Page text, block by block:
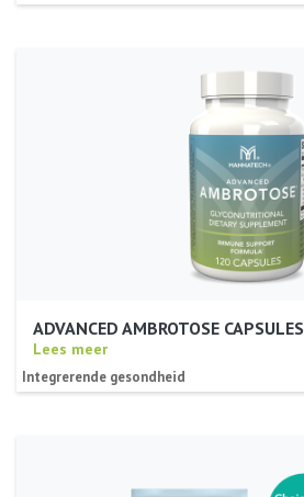
ADVANCED AMBROTOSE CAPSULES
Lees meer
Integrerende gesondheid